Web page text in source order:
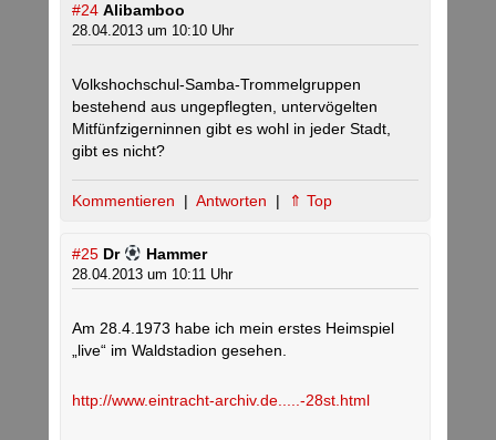
#24 Alibamboo
28.04.2013 um 10:10 Uhr
Volkshochschul-Samba-Trommelgruppen
bestehend aus ungepflegten, untervögelten
Mitfünfzigerninnen gibt es wohl in jeder Stadt,
gibt es nicht?
Kommentieren | Antworten | ⇑ Top
#25 Dr Hammer
28.04.2013 um 10:11 Uhr
Am 28.4.1973 habe ich mein erstes Heimspiel
„live“ im Waldstadion gesehen.
http://www.eintracht-archiv.de.....-28st.html